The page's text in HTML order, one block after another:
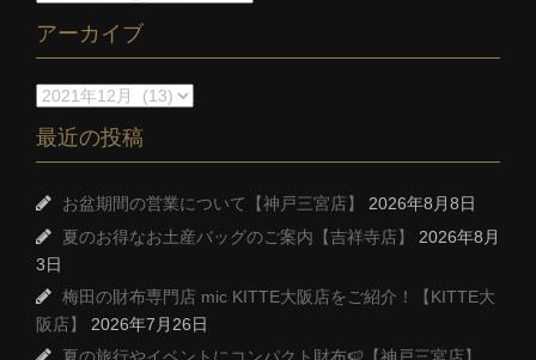
アーカイブ
最近の投稿
お盆期間の営業について【神戸三宮店】
2026年8月8日
夏のお得なお土産バッグのご案内【吉祥寺店】
2026年8月
3日
梅田の財布専門店 mic KITTE大阪店をご紹介！【KITTE大
阪店】
2026年7月26日
夏の旅行やイベントにコンパクト財布🍉【神戸三宮店】